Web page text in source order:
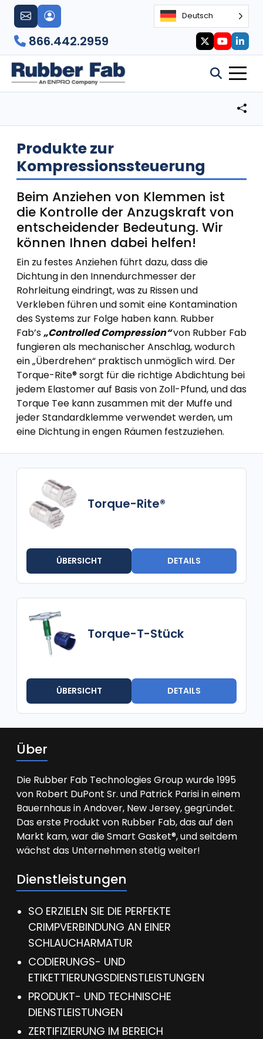
Deutsch
866.442.2959
Produkte zur
Kompressionssteuerung
Beim Anziehen von Klemmen ist
die Kontrolle der Anzugskraft von
entscheidender Bedeutung. Wir
können Ihnen dabei helfen!
Ein zu festes Anziehen führt dazu, dass die
Dichtung in den Innendurchmesser der
Rohrleitung eindringt, was zu Rissen und
Verkleben führen und somit eine Kontamination
des Systems zur Folge haben kann. Rubber
Fab’s„Controlled Compression“von Rubber Fab
fungieren als mechanischer Anschlag, wodurch
ein „Überdrehen“ praktisch unmöglich wird. Der
Torque-Rite® sorgt für die richtige Abdichtung bei
jedem Elastomer auf Basis von Zoll-Pfund, und das
Torque Tee kann zusammen mit der Muffe und
jeder Standardklemme verwendet werden, um
eine Dichtung in engen Räumen festzuziehen.
Torque-Rite®
ÜBERSICHT DETAILS
Torque-T-Stück
ÜBERSICHT DETAILS
Über
Die Rubber Fab Technologies Group wurde 1995
von Robert DuPont Sr. und Patrick Parisi in einem
Bauernhaus in Andover, New Jersey, gegründet.
Das erste Produkt von Rubber Fab, das auf den
Markt kam, war die Smart Gasket®, und seitdem
wächst das Unternehmen stetig weiter!
Dienstleistungen
SO ERZIELEN SIE DIE PERFEKTE
CRIMPVERBINDUNG AN EINER
SCHLAUCHARMATUR
CODIERUNGS- UND
ETIKETTIERUNGSDIENSTLEISTUNGEN
PRODUKT- UND TECHNISCHE
DIENSTLEISTUNGEN
ZERTIFIZIERUNG IM BEREICH